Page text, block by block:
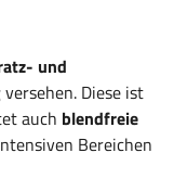
und
versehen. Diese ist
auch blendfreie
Bereichen